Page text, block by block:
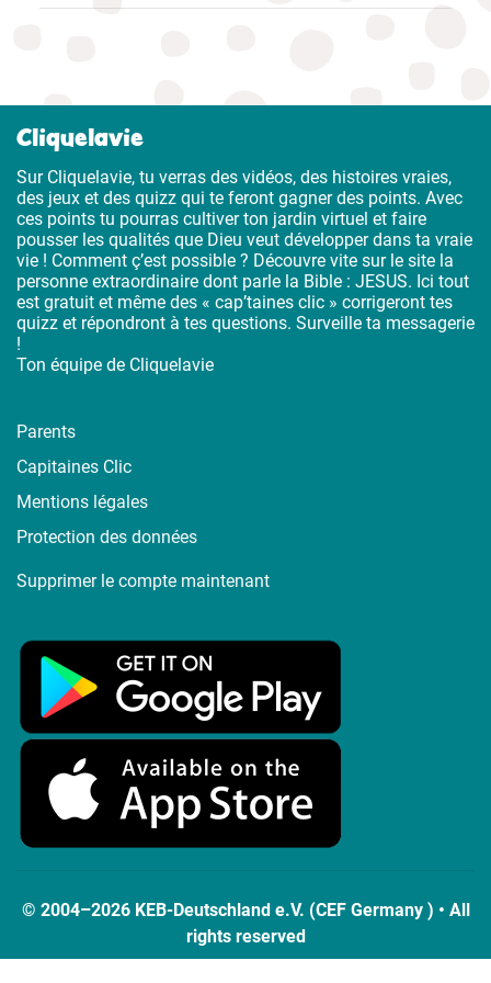
Cliquelavie
Sur Cliquelavie, tu verras des vidéos, des histoires vraies,
des jeux et des quizz qui te feront gagner des points. Avec
ces points tu pourras cultiver ton jardin virtuel et faire
pousser les qualités que Dieu veut développer dans ta vraie
vie ! Comment ç’est possible ? Découvre vite sur le site la
personne extraordinaire dont parle la Bible : JESUS. Ici tout
est gratuit et même des « cap’taines clic » corrigeront tes
quizz et répondront à tes questions. Surveille ta messagerie
!
Ton équipe de Cliquelavie
Parents
Capitaines Clic
Mentions légales
Protection des données
Supprimer le compte maintenant
© 2004–2026 KEB-Deutschland e.V. (CEF Germany ) • All
rights reserved